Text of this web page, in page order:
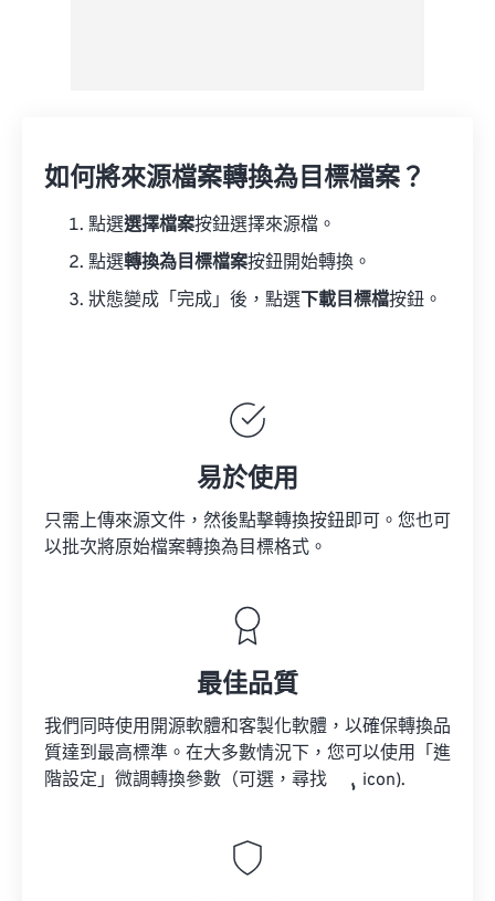
如何將來源檔案轉換為目標檔案？
點選選擇檔案按鈕選擇來源檔。
點選轉換為目標檔案按鈕開始轉換。
狀態變成「完成」後，點選 下載目標檔按鈕。
易於使用
只需上傳來源文件，然後點擊轉換按鈕即可。您也可
以批次將原始檔案轉換為目標格式。
最佳品質
我們同時使用開源軟體和客製化軟體，以確保轉換品
質達到最高標準。在大多數情況下，您可以使用「進
階設定」微調轉換參數（可選，尋找
icon).